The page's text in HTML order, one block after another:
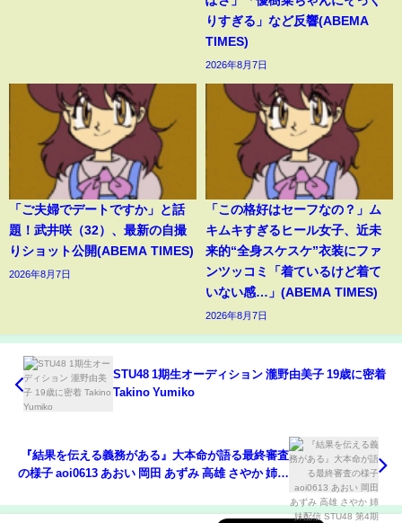
りすぎる」など反響(ABEMA
TIMES)
2026年8月7日
「ご夫婦でデートですか」と話
題！武井咲（32）、最新の自撮
りショット公開(ABEMA TIMES)
2026年8月7日
「この格好はセーフなの？」ム
キムキすぎるヒール女子、近未
来的“全身スケスケ”衣装にファ
ンツッコミ「着ているけど着て
いない感…」(ABEMA TIMES)
2026年8月7日
STU48 1期生オーディション 瀧野由美子 19歳に密着
Takino Yumiko
『結果を伝える義務がある』大本命が語る最終審査
の様子 aoi0613 あおい 岡田 あずみ 高雄 さやか 姉妹
ーディション